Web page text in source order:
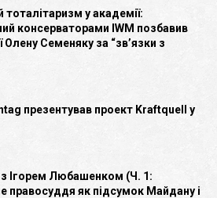
тоталітаризм у академії:
консерваторами IWM позбавив
Олену Семеняку за “зв’язки з
презентував проект Kraftquell у
з Ігорем Любашенком (Ч. 1:
правосуддя як підсумок Майдану і